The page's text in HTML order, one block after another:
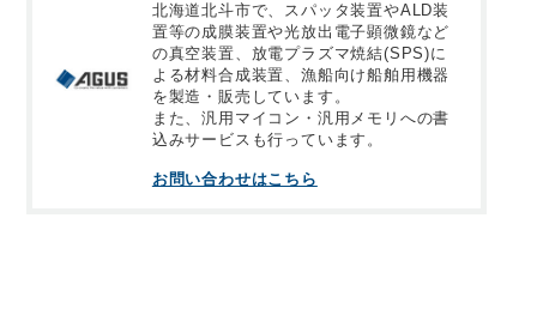
北海道北斗市で、スパッタ装置やALD装
置等の成膜装置や光放出電子顕微鏡など
の真空装置、放電プラズマ焼結(SPS)に
よる材料合成装置、漁船向け船舶用機器
を製造・販売しています。
また、汎用マイコン・汎用メモリへの書
込みサービスも行っています。
お問い合わせはこちら